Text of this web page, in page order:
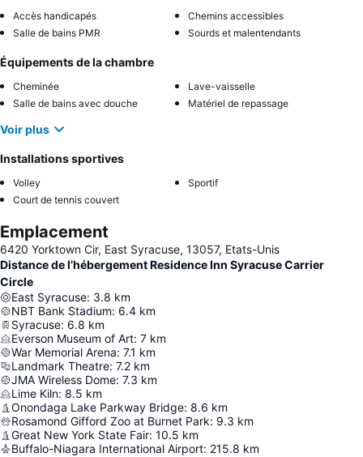
Accès handicapés
Chemins accessibles
Salle de bains PMR
Sourds et malentendants
Équipements de la chambre
Cheminée
Lave-vaisselle
Salle de bains avec douche
Matériel de repassage
Voir plus
Installations sportives
Volley
Sportif
Court de tennis couvert
Emplacement
6420 Yorktown Cir, East Syracuse, 13057, Etats-Unis
Distance de l’hébergement Residence Inn Syracuse Carrier
Circle
East Syracuse: 3.8 km
NBT Bank Stadium: 6.4 km
Syracuse: 6.8 km
Everson Museum of Art: 7 km
War Memorial Arena: 7.1 km
Landmark Theatre: 7.2 km
JMA Wireless Dome: 7.3 km
Lime Kiln: 8.5 km
Onondaga Lake Parkway Bridge: 8.6 km
Rosamond Gifford Zoo at Burnet Park: 9.3 km
Great New York State Fair: 10.5 km
Buffalo-Niagara International Airport: 215.8 km